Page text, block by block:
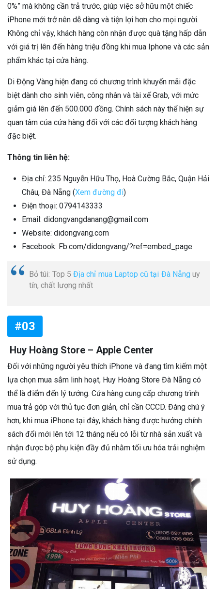
0%” mà không cần trả trước, giúp việc sở hữu một chiếc
iPhone mới trở nên dễ dàng và tiện lợi hơn cho mọi người.
Không chỉ vậy, khách hàng còn nhận được quà tặng hấp dẫn
với giá trị lên đến hàng triệu đồng khi mua Iphone và các sản
phẩm khác tại cửa hàng.
Di Động Vàng hiện đang có chương trình khuyến mãi đặc
biệt dành cho sinh viên, công nhân và tài xế Grab, với mức
giảm giá lên đến 500.000 đồng. Chính sách này thể hiện sự
quan tâm của cửa hàng đối với các đối tượng khách hàng
đặc biệt.
Thông tin liên hệ:
Địa chỉ: 235 Nguyễn Hữu Thọ, Hoà Cường Bắc, Quận Hải
Châu, Đà Nẵng (Xem đường đi)
Điện thoại: 0794143333
Email: didongvangdanang@gmail.com
Website: didongvang.com
Facebook: Fb.com/didongvang/?ref=embed_page
Bỏ túi: Top 5 Địa chỉ mua Laptop cũ tại Đà Nẵnguy
tín, chất lượng nhất
#03
Huy Hoàng Store – Apple Center
Đối với những người yêu thích iPhone và đang tìm kiếm một
lựa chọn mua sắm linh hoạt, Huy Hoàng Store Đà Nẵng có
thể là điểm đến lý tưởng. Cửa hàng cung cấp chương trình
mua trả góp với thủ tục đơn giản, chỉ cần CCCD. Đáng chú ý
hơn, khi mua iPhone tại đây, khách hàng được hưởng chính
sách đổi mới lên tới 12 tháng nếu có lỗi từ nhà sản xuất và
nhận được bộ phụ kiện đầy đủ nhằm tối ưu hóa trải nghiệm
sử dụng.